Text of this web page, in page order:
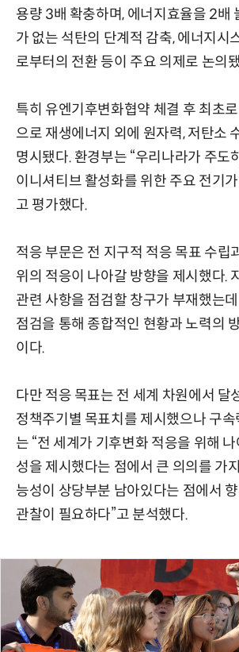
용량 3배 확충하며, 에너지효율을 2배
가 없는 석탄의 단계적 감축, 에너지시
로부터의 전환 등이 주요 의제로 논의
특히 유엔기후변화협약 체결 후 최초
으로 재생에너지 외에 원자력, 저탄소
명시됐다. 환경부는 “우리나라가 주도
이니셔티브 활성화를 위한 주요 전기
고 평가했다.
적응 부문은 전 지구적 적응 목표 수립
위의 적응이 나아갈 방향을 제시했다.
관련 사항을 점검할 창구가 부재했는
점검을 통해 종합적인 현황과 노력의
이다.
다만 적응 목표는 전 세계 차원에서 달
정책주기별 목표치를 제시했으나 구
는 “전 세계가 기후변화 적응을 위해
성을 제시했다는 점에서 큰 의의를 가
능성이 상당부분 남아있다는 점에서
관찰이 필요하다”고 분석했다.